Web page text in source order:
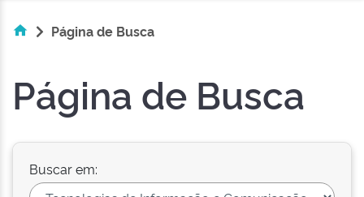
Página de Busca
Página de Busca
Buscar em: